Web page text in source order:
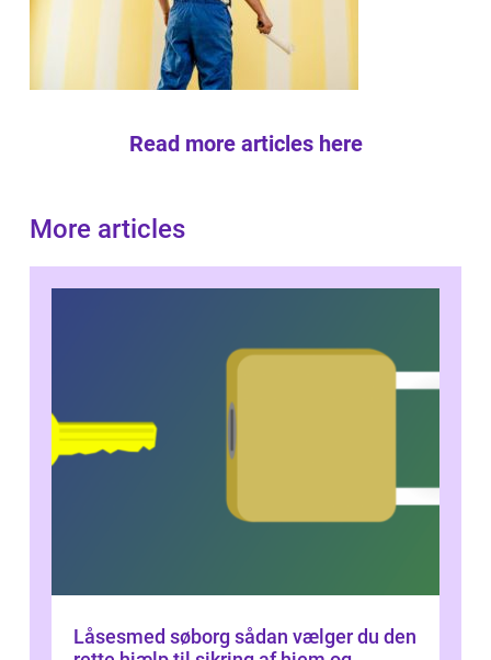
Read more articles here
More articles
Låsesmed søborg sådan vælger du den